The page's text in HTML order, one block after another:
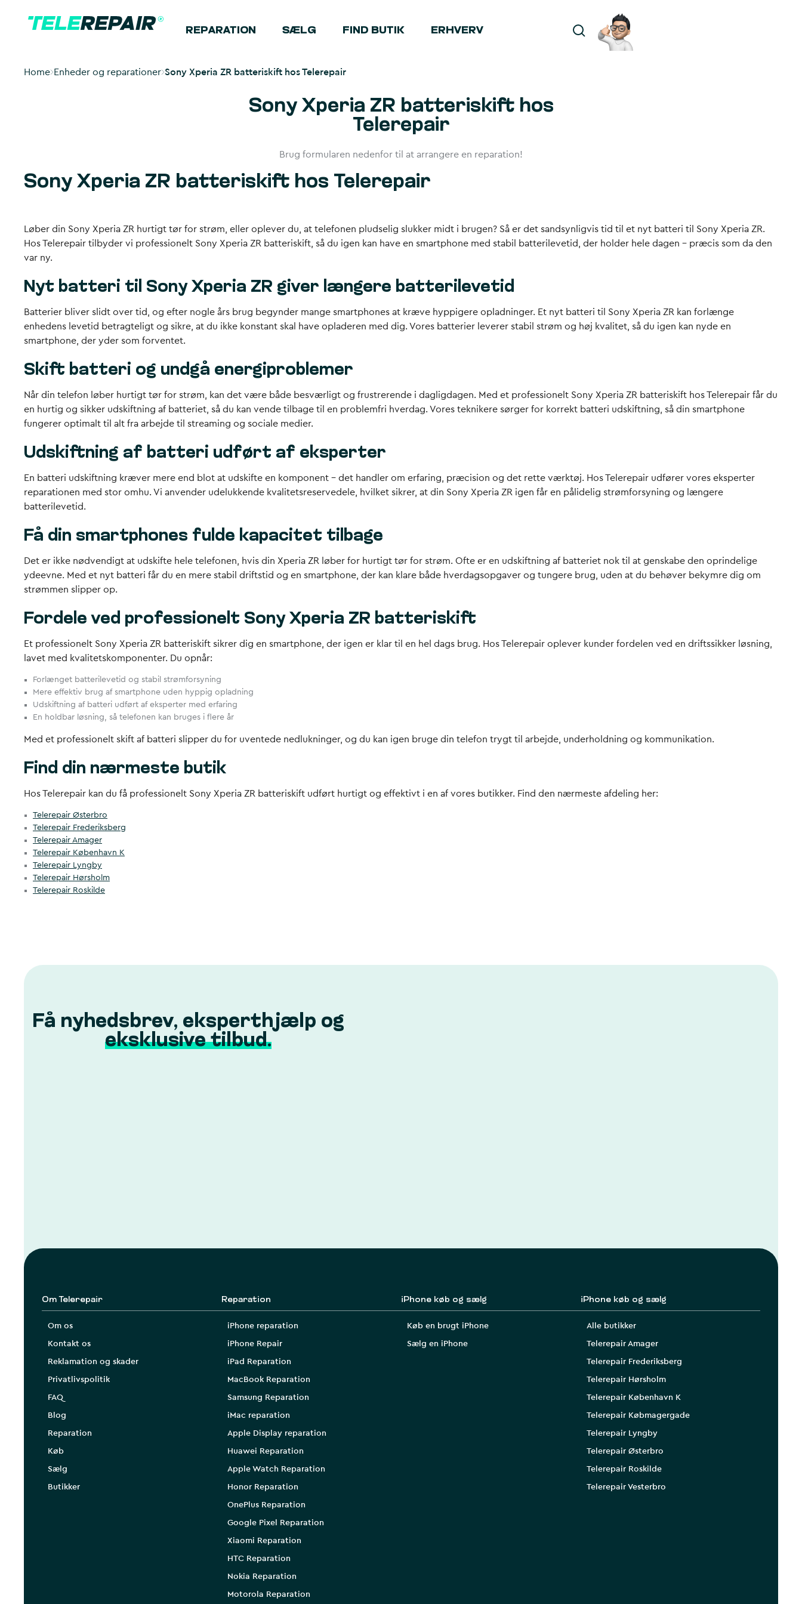
REPARATION SÆLG FIND BUTIK ERHVERV
Home Enheder og reparationer Sony Xperia ZR batteriskift hos Telerepair
Sony Xperia ZR batteriskift hos
Telerepair
Brug formularen nedenfor til at arrangere en reparation!
Sony Xperia ZR batteriskift hos Telerepair
Løber din Sony Xperia ZR hurtigt tør for strøm, eller oplever du, at telefonen pludselig slukker midt i brugen? Så er det sandsynligvis tid til et nyt batteri til Sony Xperia ZR.
Hos Telerepair tilbyder vi professionelt Sony Xperia ZR batteriskift, så du igen kan have en smartphone med stabil batterilevetid, der holder hele dagen – præcis som da den
var ny.
Nyt batteri til Sony Xperia ZR giver længere batterilevetid
Batterier bliver slidt over tid, og efter nogle års brug begynder mange smartphones at kræve hyppigere opladninger. Et nyt batteri til Sony Xperia ZR kan forlænge
enhedens levetid betragteligt og sikre, at du ikke konstant skal have opladeren med dig. Vores batterier leverer stabil strøm og høj kvalitet, så du igen kan nyde en
smartphone, der yder som forventet.
Skift batteri og undgå energiproblemer
Når din telefon løber hurtigt tør for strøm, kan det være både besværligt og frustrerende i dagligdagen. Med et professionelt Sony Xperia ZR batteriskift hos Telerepair får du
en hurtig og sikker udskiftning af batteriet, så du kan vende tilbage til en problemfri hverdag. Vores teknikere sørger for korrekt batteri udskiftning, så din smartphone
fungerer optimalt til alt fra arbejde til streaming og sociale medier.
Udskiftning af batteri udført af eksperter
En batteri udskiftning kræver mere end blot at udskifte en komponent – det handler om erfaring, præcision og det rette værktøj. Hos Telerepair udfører vores eksperter
reparationen med stor omhu. Vi anvender udelukkende kvalitetsreservedele, hvilket sikrer, at din Sony Xperia ZR igen får en pålidelig strømforsyning og længere
batterilevetid.
Få din smartphones fulde kapacitet tilbage
Det er ikke nødvendigt at udskifte hele telefonen, hvis din Xperia ZR løber for hurtigt tør for strøm. Ofte er en udskiftning af batteriet nok til at genskabe den oprindelige
ydeevne. Med et nyt batteri får du en mere stabil driftstid og en smartphone, der kan klare både hverdagsopgaver og tungere brug, uden at du behøver bekymre dig om
strømmen slipper op.
Fordele ved professionelt Sony Xperia ZR batteriskift
Et professionelt Sony Xperia ZR batteriskift sikrer dig en smartphone, der igen er klar til en hel dags brug. Hos Telerepair oplever kunder fordelen ved en driftssikker løsning,
lavet med kvalitetskomponenter. Du opnår:
Forlænget batterilevetid og stabil strømforsyning
Mere effektiv brug af smartphone uden hyppig opladning
Udskiftning af batteri udført af eksperter med erfaring
En holdbar løsning, så telefonen kan bruges i flere år
Med et professionelt skift af batteri slipper du for uventede nedlukninger, og du kan igen bruge din telefon trygt til arbejde, underholdning og kommunikation.
Find din nærmeste butik
Hos Telerepair kan du få professionelt Sony Xperia ZR batteriskift udført hurtigt og effektivt i en af vores butikker. Find den nærmeste afdeling her:
Telerepair Østerbro
Telerepair Frederiksberg
Telerepair Amager
Telerepair København K
Telerepair Lyngby
Telerepair Hørsholm
Telerepair Roskilde
Få nyhedsbrev, eksperthjælp og
eksklusive tilbud.
Om Telerepair
Om os
Kontakt os
Reklamation og skader
Privatlivspolitik
FAQ
Blog
Reparation
Køb
Sælg
Butikker
Reparation
iPhone reparation
iPhone Repair
iPad Reparation
MacBook Reparation
Samsung Reparation
iMac reparation
Apple Display reparation
Huawei Reparation
Apple Watch Reparation
Honor Reparation
OnePlus Reparation
Google Pixel Reparation
Xiaomi Reparation
HTC Reparation
Nokia Reparation
Motorola Reparation
iPhone køb og sælg
Køb en brugt iPhone
Sælg en iPhone
iPhone køb og sælg
Alle butikker
Telerepair Amager
Telerepair Frederiksberg
Telerepair Hørsholm
Telerepair København K
Telerepair Købmagergade
Telerepair Lyngby
Telerepair Østerbro
Telerepair Roskilde
Telerepair Vesterbro